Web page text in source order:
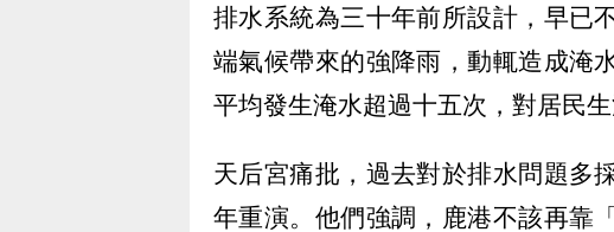
排水系統為三十年前所設計，早已
端氣候帶來的強降雨，動輒造成淹
平均發生淹水超過十五次，對居民
天后宮痛批，過去對於排水問題多
年重演。他們強調，鹿港不該再靠